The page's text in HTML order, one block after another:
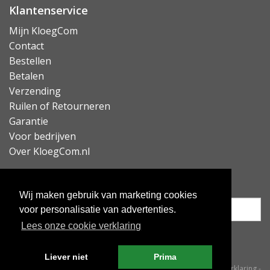
Wij maken gebruik van marketing cookies
voor personalisatie van advertenties.
Lees onze cookie verklaring
Liever niet Prima
Klantenservice
Mijn KloegCom
Contact
Bestellen
Betalen
Verzending
Ruilen of Retourneren
Garantie
Voor bedrijven
Over KloegCom.nl